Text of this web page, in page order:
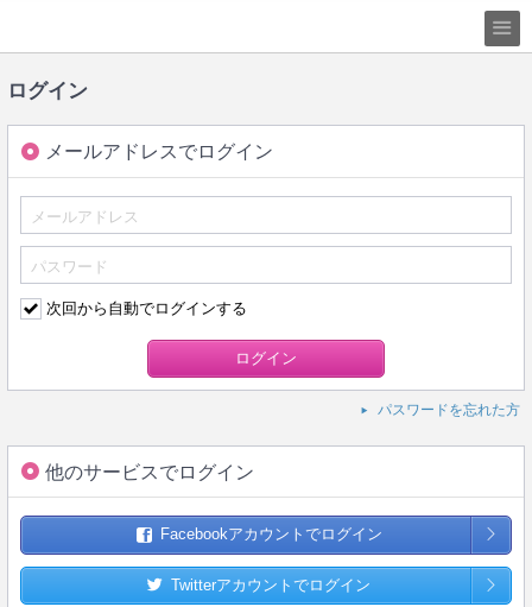
ログイン
メールアドレスでログイン
次回から自動でログインする
パスワードを忘れた方
他のサービスでログイン
Facebookアカウントでログイン
Twitterアカウントでログイン